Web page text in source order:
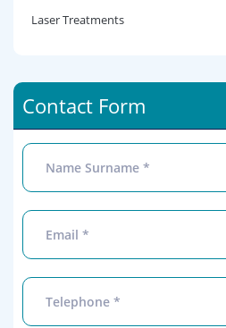
Laser Treatments
Contact Form